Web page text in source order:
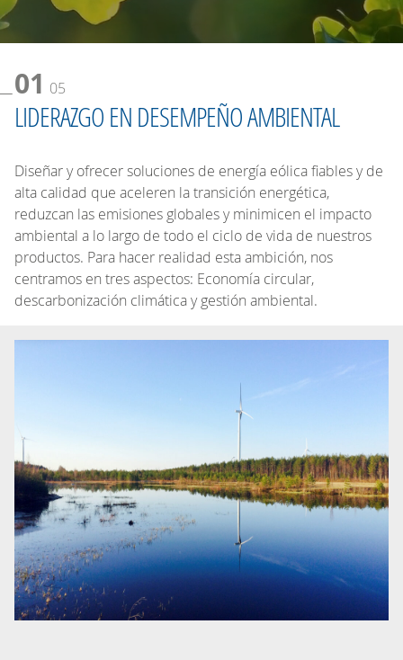
01 05
LIDERAZGO EN DESEMPEÑO AMBIENTAL
Diseñar y ofrecer soluciones de energía eólica fiables y de
alta calidad que aceleren la transición energética,
reduzcan las emisiones globales y minimicen el impacto
ambiental a lo largo de todo el ciclo de vida de nuestros
productos. Para hacer realidad esta ambición, nos
centramos en tres aspectos: Economía circular,
descarbonización climática y gestión ambiental.